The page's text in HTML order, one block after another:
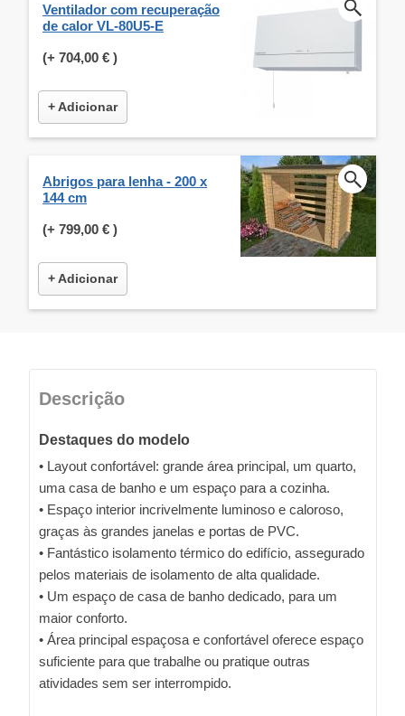
Ventilador com recuperação
de calor VL-80U5-E
(+ 704,00 € )
+ Adicionar
Abrigos para lenha - 200 x
144 cm
(+ 799,00 € )
+ Adicionar
Descrição
Destaques do modelo
• Layout confortável: grande área principal, um quarto,
uma casa de banho e um espaço para a cozinha.
• Espaço interior incrivelmente luminoso e caloroso,
graças às grandes janelas e portas de PVC.
• Fantástico isolamento térmico do edifício, assegurado
pelos materiais de isolamento de alta qualidade.
• Um espaço de casa de banho dedicado, para um
maior conforto.
• Área principal espaçosa e confortável oferece espaço
suficiente para que trabalhe ou pratique outras
atividades sem ser interrompido.